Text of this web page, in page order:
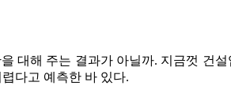
대해 주는 결과가 아닐까. 지금껏 건설
다고 예측한 바 있다.